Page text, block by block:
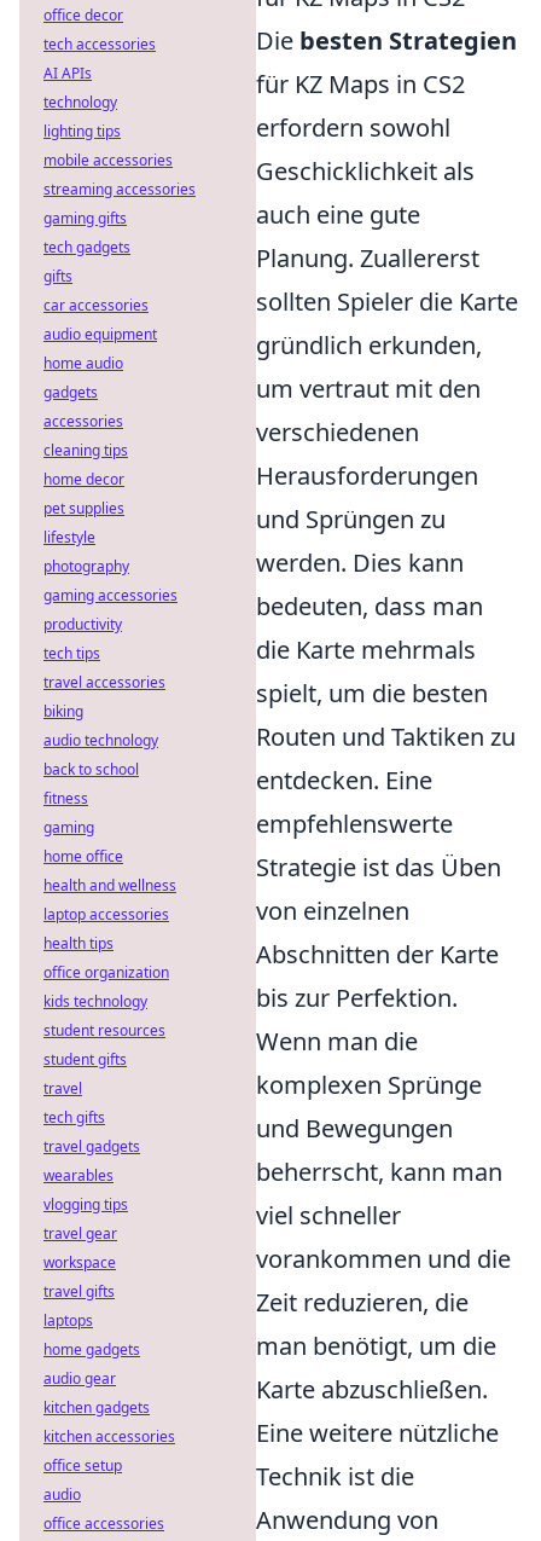
Die besten Strategien
für KZ Maps in CS2
erfordern sowohl
Geschicklichkeit als
auch eine gute
Planung. Zuallererst
sollten Spieler die Karte
gründlich erkunden,
um vertraut mit den
verschiedenen
Herausforderungen
und Sprüngen zu
werden. Dies kann
bedeuten, dass man
die Karte mehrmals
spielt, um die besten
Routen und Taktiken zu
entdecken. Eine
empfehlenswerte
Strategie ist das Üben
von einzelnen
Abschnitten der Karte
bis zur Perfektion.
Wenn man die
komplexen Sprünge
und Bewegungen
beherrscht, kann man
viel schneller
vorankommen und die
Zeit reduzieren, die
man benötigt, um die
Karte abzuschließen.
Eine weitere nützliche
Technik ist die
Anwendung von
office decor
tech accessories
AI APIs
technology
lighting tips
mobile accessories
streaming accessories
gaming gifts
tech gadgets
gifts
car accessories
audio equipment
home audio
gadgets
accessories
cleaning tips
home decor
pet supplies
lifestyle
photography
gaming accessories
productivity
tech tips
travel accessories
biking
audio technology
back to school
fitness
gaming
home office
health and wellness
laptop accessories
health tips
office organization
kids technology
student resources
student gifts
travel
tech gifts
travel gadgets
wearables
vlogging tips
travel gear
workspace
travel gifts
laptops
home gadgets
audio gear
kitchen gadgets
kitchen accessories
office setup
audio
office accessories